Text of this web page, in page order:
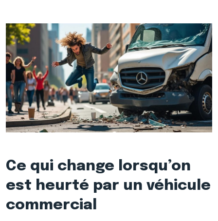
Ce qui change lorsqu’on
est heurté par un véhicule
commercial